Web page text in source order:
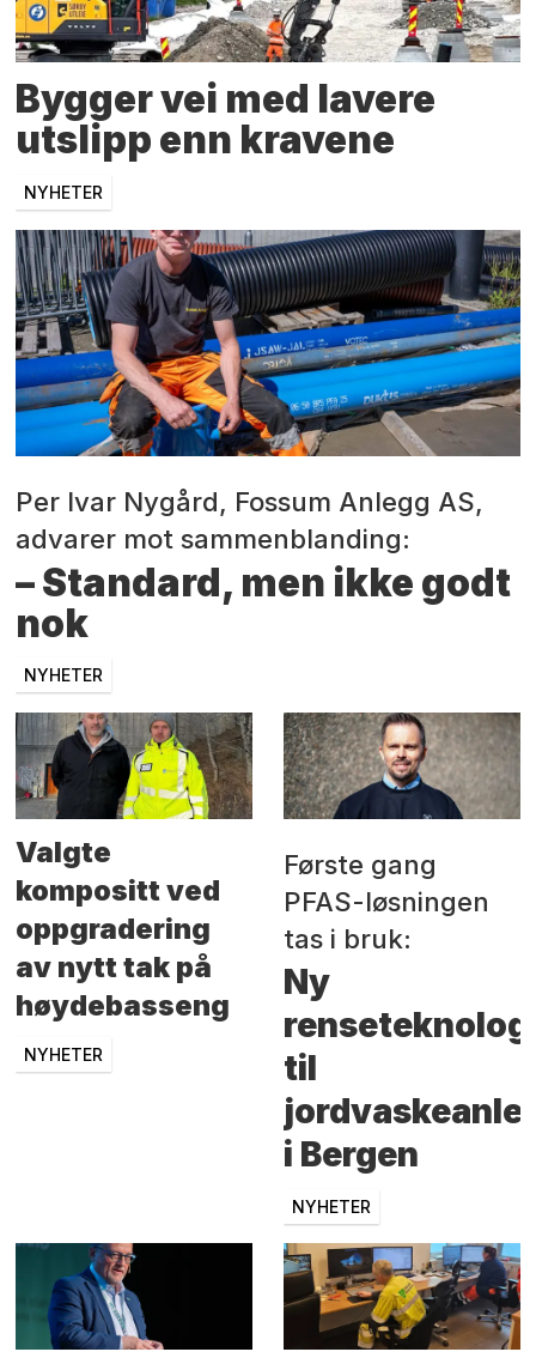
Bygger vei med lavere
utslipp enn kravene
NYHETER
Per Ivar Nygård, Fossum Anlegg AS,
advarer mot sammenblanding:
– Standard, men ikke godt
nok
NYHETER
Valgte
kompositt ved
oppgradering
av nytt tak på
høydebasseng
NYHETER
Første gang
PFAS-løsningen
tas i bruk:
Ny
til
i Bergen
NYHETER